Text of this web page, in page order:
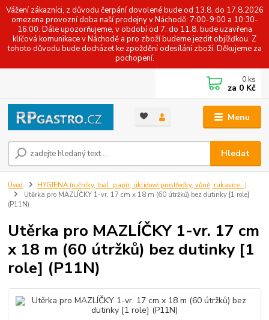
Vážení zákazníci, z důvodu čerpání dovolené bude od 13.8. do 17.8.2026
omezena provozní doba naší prodejny v Náchodě: 7:00-9:00 a 10:30-
16:00. Dále upozorňujeme, v období od 7. do 11.8. bude uzavřena
klíčová komunikace v Náchodě a pro zboží budeme jezdit objížďkou. Z
tohoto důvodu bude docházet ke zpoždění odesílání zboží. Děkujeme za
pochopení.
Menu
Hledat
0 ks
za 0 Kč
Úvod
HYGIENA (ručníky, toal. papír, úklidové prostředky, vůně, rukavice...)
Utěrka pro MAZLÍČKY 1-vr. 17 cm x 18 m (60 útržků) bez dutinky [1 role]
(P11N)
Utěrka pro MAZLÍČKY 1-vr. 17 cm
x 18 m (60 útržků) bez dutinky [1
role] (P11N)